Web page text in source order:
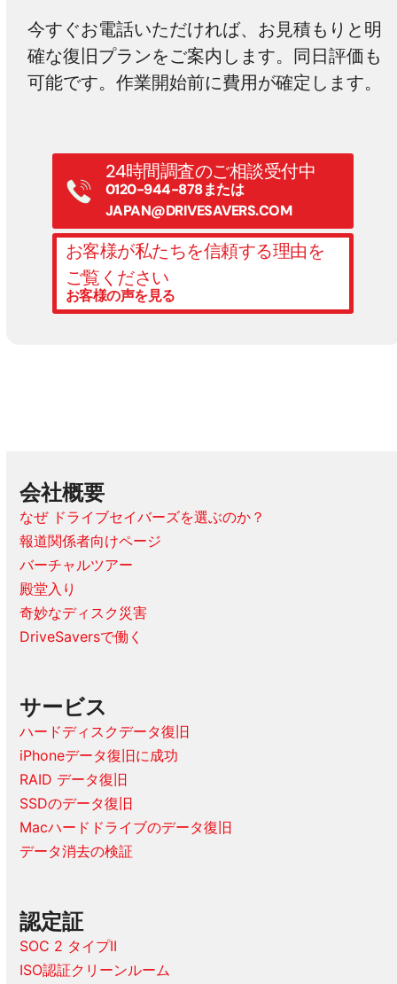
今すぐお電話いただければ、お見積もりと明
確な復旧プランをご案内します。同日評価も
可能です。作業開始前に費用が確定します。
24時間調査のご相談受付中
0120-944-878または
JAPAN@DRIVESAVERS.COM
お客様が私たちを信頼する理由を
ご覧ください
お客様の声を見る
会社概要
なぜ ドライブセイバーズを選ぶのか？
報道関係者向けページ
バーチャルツアー
殿堂入り
奇妙なディスク災害
DriveSaversで働く
サービス
ハードディスクデータ復旧
iPhoneデータ復旧に成功
RAID データ復旧
SSDのデータ復旧
Macハードドライブのデータ復旧
データ消去の検証
認定証
SOC 2 タイプII
ISO認証クリーンルーム